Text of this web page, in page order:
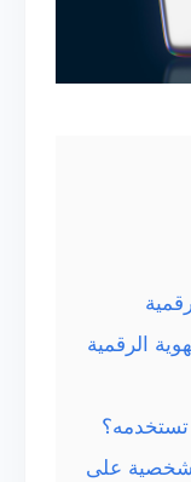
الرقمية
على